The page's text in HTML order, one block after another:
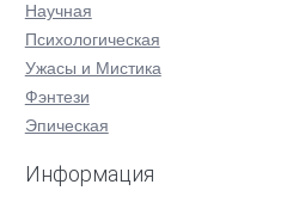
Научная
Психологическая
Ужасы и Мистика
Фэнтези
Эпическая
Информация